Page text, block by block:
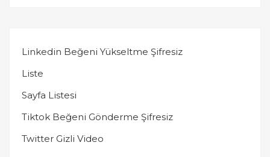
Linkedin Beğeni Yükseltme Şifresiz
Liste
Sayfa Listesi
Tiktok Beğeni Gönderme Şifresiz
Twitter Gizli Video